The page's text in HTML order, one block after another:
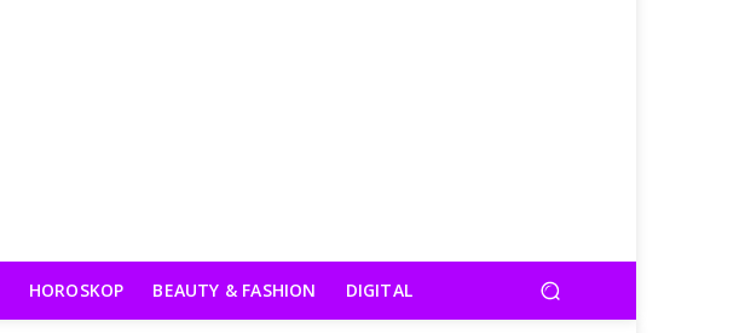
HOROSKOP BEAUTY & FASHION DIGITAL